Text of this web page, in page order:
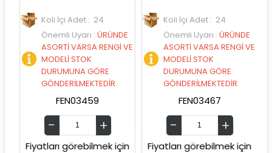
Koli İçi Adet : 24
Önemli Uyarı: ÜRÜNDE
ASORTİ VARSA RENGİ VE
MODELİ STOK
DURUMUNA GÖRE
GÖNDERİLMEKTEDİR.
FEN03459
Fiyatları görebilmek için
Koli İçi Adet : 24
Önemli Uyarı: ÜRÜNDE
ASORTİ VARSA RENGİ VE
MODELİ STOK
DURUMUNA GÖRE
GÖNDERİLMEKTEDİR.
FEN03467
Fiyatları görebilmek için